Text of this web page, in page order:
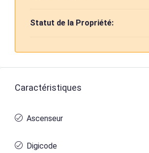
Statut de la Propriété:
Caractéristiques
Ascenseur
Digicode